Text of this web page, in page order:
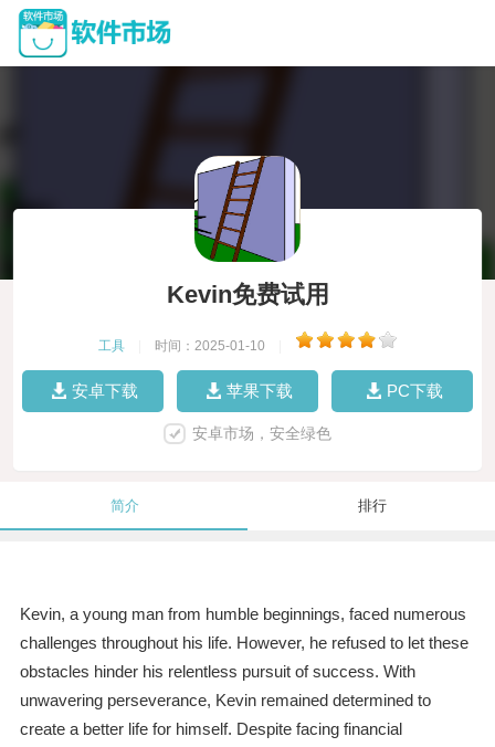
Kevin免费试用
工具 时间：2025-01-10
安卓下载 苹果下载 PC下载
安卓市场，安全绿色
简介 排行
Kevin, a young man from humble beginnings, faced numerous
challenges throughout his life. However, he refused to let these
obstacles hinder his relentless pursuit of success. With
unwavering perseverance, Kevin remained determined to
create a better life for himself. Despite facing financial